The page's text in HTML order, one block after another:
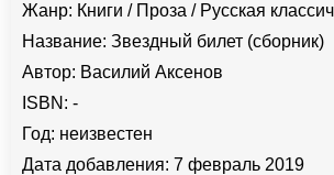
Жанр: Книги / Проза / Русская
Название: Звездный билет (сборник)
Автор: Василий Аксенов
ISBN: -
Год: неизвестен
Дата добавления: 7 февраль 2019